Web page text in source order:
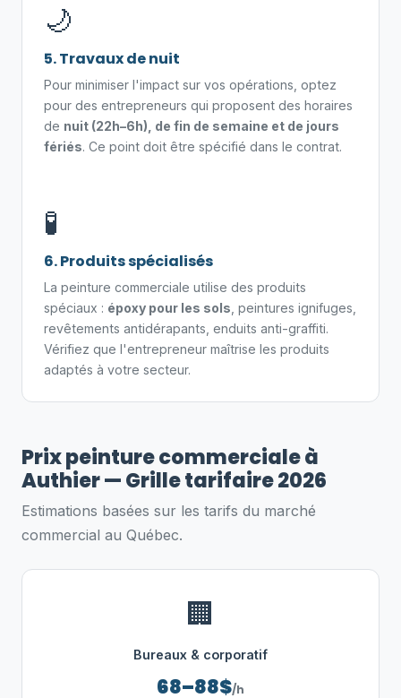
🌙
5. Travaux de nuit
Pour minimiser l'impact sur vos opérations, optez
pour des entrepreneurs qui proposent des horaires
de nuit (22h–6h), de fin de semaine et de jours
fériés. Ce point doit être spécifié dans le contrat.
🧪
6. Produits spécialisés
La peinture commerciale utilise des produits
spéciaux : époxy pour les sols , peintures ignifuges,
revêtements antidérapants, enduits anti-graffiti.
Vérifiez que l'entrepreneur maîtrise les produits
adaptés à votre secteur.
Prix peinture commerciale à
Authier — Grille tarifaire 2026
Estimations basées sur les tarifs du marché
commercial au Québec.
🏢
Bureaux & corporatif
68–88$/h